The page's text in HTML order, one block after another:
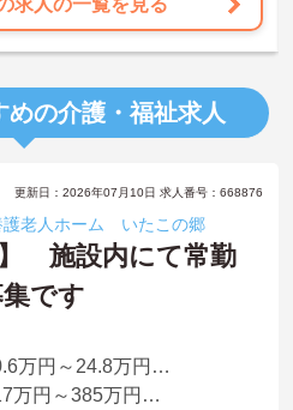
求人の一覧を見る
めの介護・福祉求人
更新日：2026年07月10日 求人番号：668876
老人ホーム いたこの郷
】 施設内にて常勤
です
月収 20.6万円～24.8万円程度（諸手当込み）
年収 317万円～385万円程度（諸手当込み）